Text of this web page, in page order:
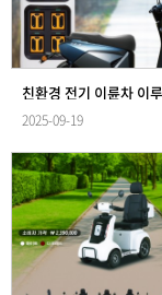
2025-09-19